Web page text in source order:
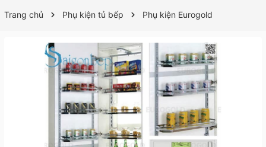
Trang chủ Phụ kiện tủ bếp Phụ kiện Eurogold